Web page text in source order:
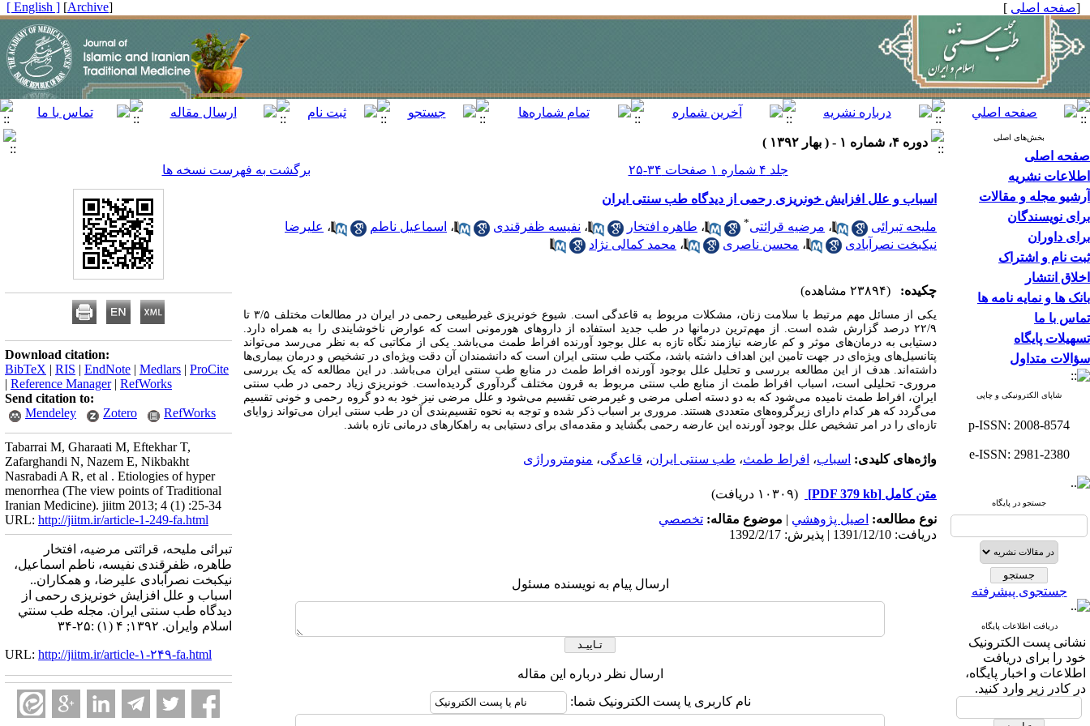
[صفحه اصلی ]
[
Archive
]
[ English ]
بخش‌های اصلی
صفحه اصلی
اطلاعات نشریه
آرشیو مجله و مقالات
برای نویسندگان
برای داوران
ثبت نام و اشتراک
اخلاق انتشار
بانک ها و نمایه نامه ها
تماس با ما
تسهیلات پایگاه
سؤالات متداول
شاپای الکترونیکی و چاپی
p-ISSN: 2008-8574
e-ISSN: 2981-2380
جستجو در پایگاه
جستجوی پیشرفته
دریافت اطلاعات پایگاه
نشانی پست الکترونیک
خود را برای دریافت
اطلاعات و اخبار پایگاه،
در کادر زیر وارد کنید.
دوره ۴، شماره ۱ - ( بهار ۱۳۹۲ )
جلد ۴ شماره ۱ صفحات ۳۴-۲۵
برگشت به فهرست نسخه ها
اسباب و علل افزایش خونریزی رحمی از دیدگاه طب سنتی ایران
ملیحه تبرائی ، مرضیه قرائتی* ، طاهره افتخار ، نفیسه ظفرقندی ، اسماعیل ناطم ، علیرضا
نیکبخت نصرآبادی
، محسن ناصری ، محمد کمالی نژاد
چکیده: (۲۳۸۹۴ مشاهده)
یکی از مسائل مهم مرتبط با سلامت زنان، مشکلات مربوط به قاعدگی است. شیوع خونریزی غیر‏طبیعی رحمی در ایران در مطالعات مختلف ۳/۵ تا
۲۲/۹ درصد گزارش شده است. از مهم‌ترین درمان‏ها در طب جدید استفاده از داروهای هورمونی است که عوارض ناخوشایندی را به همراه دارد.
دستیابی به درمان‌های موثر و کم ‏عارضه نیازمند نگاه تازه به علل بوجود آورنده افراط طمث می‏‌باشد. یکی از مکاتبی که به نظر می‏‌رسد می‌‏تواند
پتانسیل‌های ویژه‏‌ای در جهت تامین این اهداف داشته باشد، مکتب طب سنتی ایران است که دانشمندان آن دقت ویژه‌‏ای در تشخیص و درمان بیماری‌ها
داشته‌‏اند. هدف از این مطالعه بررسی و تحلیل علل بوجود آورنده افراط طمث در منابع طب سنتی ایران می‌‏باشد. در این مطالعه که یک بررسی
مروری- تحلیلی است، اسباب افراط طمث از منابع طب سنتی مربوط به قرون مختلف گردآوری گردیده‌‏است. خونریزی زیاد رحمی در طب سنتی
ایران، افراط طمث نامیده می‏‌شود که به دو دسته اصلی مرضی و غیر‏مرضی تقسیم می‌‏شود و علل مرضی نیز خود به دو گروه رحمی و خونی تقسیم
می‌‏گردد که هر کدام دارای زیرگروه‌های متعددی هستند. مروری بر اسباب ذکر شده و توجه به نحوه تقسیم‌بندی آن در طب سنتی ایران می‌‏تواند زوایای
تازه‌ای را در امر تشخیص علل بوجود آورنده این عارضه رحمی بگشاید و مقدمه‌‏ای برای دستیابی به راهکارهای درمانی تازه باشد.
واژه‌های کلیدی: اسباب، افراط طمث، طب سنتی ایران، قاعدگی، منومتروراژی
متن کامل [PDF 379 kb]
(۱۰۳۰۹ دریافت)
نوع مطالعه: اصيل پژوهشي | موضوع مقاله: تخصصي
دریافت: 1391/12/10 | پذیرش: 1392/2/17
ارسال پیام به نویسنده مسئول
ارسال نظر درباره این مقاله
نام کاربری یا پست الکترونیک شما:
Download citation:
BibTeX | RIS | EndNote | Medlars | ProCite
| Reference Manager| RefWorks
Send citation to:
Mendeley
Zotero RefWorks
Tabarrai M, Gharaati M, Eftekhar T,
Zafarghandi N, Nazem E, Nikbakht
Nasrabadi A R, et al . Etiologies of hyper
menorrhea (The view points of Traditional
Iranian Medicine). jiitm 2013; 4 (1) :25-34
URL: http://jiitm.ir/article-1-249-fa.html
تبرائی ملیحه، قرائتی مرضیه، افتخار
طاهره، ظفرقندی نفیسه، ناطم اسماعیل،
نیکبخت نصرآبادی علیرضا، و همکاران..
اسباب و علل افزایش خونریزی رحمی از
دیدگاه طب سنتی ایران. مجله طب سنتي
اسلام وايران. ۱۳۹۲; ۴ (۱) :۲۵-۳۴
URL: http://jiitm.ir/article-۱-۲۴۹-fa.html